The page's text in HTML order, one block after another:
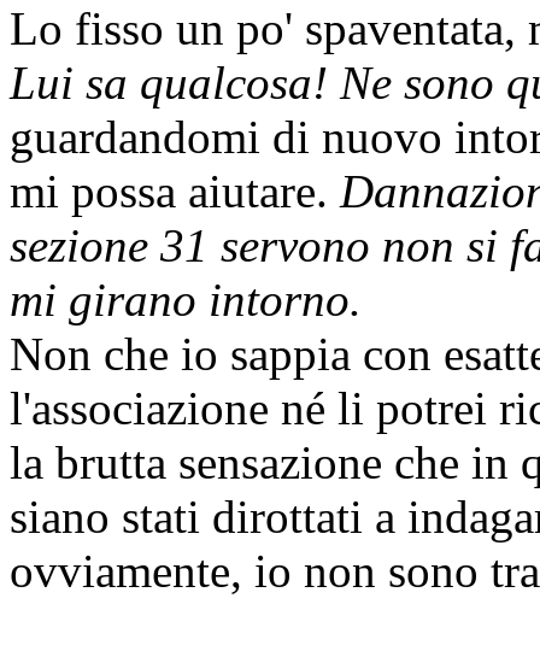
Lo fisso un po' spaventata,
Lui sa qualcosa! Ne sono
guardandomi di nuovo
mi possa aiutare.
sezione 31 servono non si
mi girano intorno.
Non che io sappia con
l'associazione né li potrei
la brutta sensazione che
siano stati dirottati a
ovviamente, io non sono